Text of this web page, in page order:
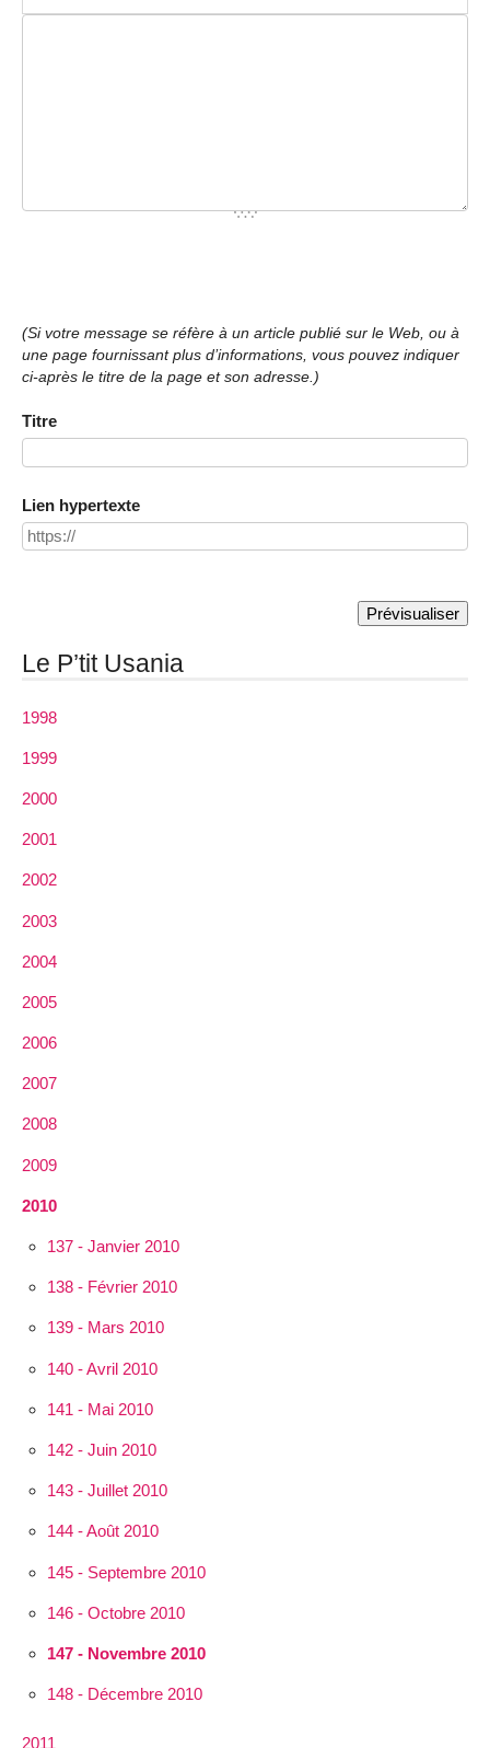
(Si votre message se réfère à un article publié sur le Web, ou à
une page fournissant plus d’informations, vous pouvez indiquer
ci-après le titre de la page et son adresse.)
Titre
Lien hypertexte
Le P’tit Usania
1998
1999
2000
2001
2002
2003
2004
2005
2006
2007
2008
2009
2010
137 - Janvier 2010
138 - Février 2010
139 - Mars 2010
140 - Avril 2010
141 - Mai 2010
142 - Juin 2010
143 - Juillet 2010
144 - Août 2010
145 - Septembre 2010
146 - Octobre 2010
147 - Novembre 2010
148 - Décembre 2010
2011